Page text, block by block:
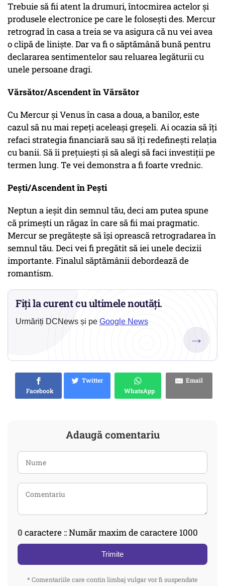
Trebuie să fii atent la drumuri, întocmirea actelor și
produsele electronice pe care le folosești des. Mercur
retrograd în casa a treia se va asigura că nu vei avea
o clipă de liniște. Dar va fi o săptămână bună pentru
declararea sentimentelor sau reluarea legăturii cu
unele persoane dragi.
Vărsător/Ascendent în Vărsător
Cu Mercur și Venus în casa a doua, a banilor, este
cazul să nu mai repeți aceleași greșeli. Ai ocazia să îți
refaci strategia financiară sau să îți redefinești relația
cu banii. Să îi prețuiești și să alegi să faci investiții pe
termen lung. Te vei demonstra a fi foarte vrednic.
Pești/Ascendent în Pești
Neptun a ieșit din semnul tău, deci am putea spune
că primești un răgaz în care să fii mai pragmatic.
Mercur se pregătește să își oprească retrogradarea în
semnul tău. Deci vei fi pregătit să iei unele decizii
importante. Finalul săptămânii debordează de
romantism.
Fiți la curent cu ultimele noutăți.
Urmăriți DCNews și pe Google News
→
Facebook
Twitter
WhatsApp
Email
Adaugă comentariu
0 caractere :: Număr maxim de caractere 1000
Trimite
* Comentariile care contin limbaj vulgar vor fi suspendate